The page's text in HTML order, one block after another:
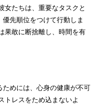
女たちは、重要なタスクと
先順位をつけて行動しま
果敢に断捨離し、時間を有
めには、心身の健康が不可
トレスをため込まないよ